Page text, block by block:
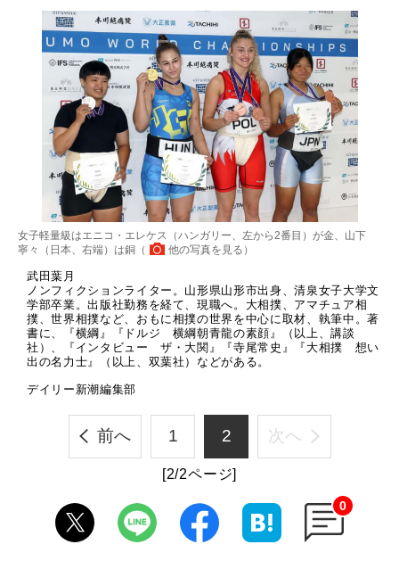
女子軽量級はエニコ・エレケス（ハンガリー、左から2番目）が金、山下
寧々（日本、右端）は銅（
他の写真を見る ）
武田葉月
ノンフィクションライター。山形県山形市出身、清泉女子大学文
学部卒業。出版社勤務を経て、現職へ。大相撲、アマチュア相
撲、世界相撲など、おもに相撲の世界を中心に取材、執筆中。著
書に、『横綱』『ドルジ 横綱朝青龍の素顔』（以上、講談
社）、『インタビュー ザ・大関』『寺尾常史』『大相撲 想い
出の名力士』（以上、双葉社）などがある。
デイリー新潮編集部
前へ 1 2 次へ
[2/2ページ]
0